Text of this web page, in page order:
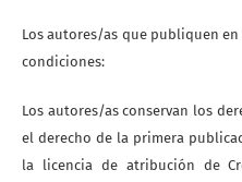
Los autores/as que publiquen
condiciones:
Los autores/as conservan los
el derecho de la primera
la licencia de atribución de